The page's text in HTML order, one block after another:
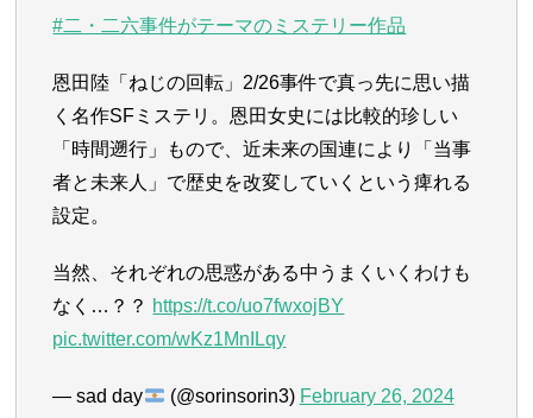
#二・二六事件がテーマのミステリー作品
恩田陸「ねじの回転」2/26事件で真っ先に思い描
く名作SFミステリ。恩田女史には比較的珍しい
「時間遡行」もので、近未来の国連により「当事
者と未来人」で歴史を改変していくという痺れる
設定。
当然、それぞれの思惑がある中うまくいくわけも
なく…？？ https://t.co/uo7fwxojBY
pic.twitter.com/wKz1MnILqy
— sad day (@sorinsorin3) February 26, 2024